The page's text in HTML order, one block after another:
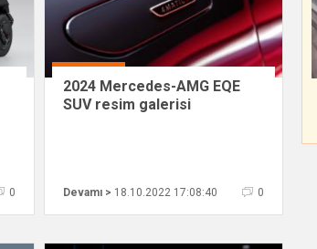
0
2024 Mercedes-AMG EQE
SUV resim galerisi
Devamı > 18.10.2022 17:08:40 0